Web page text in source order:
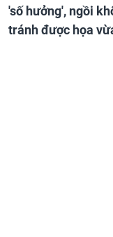
'số hưởng', ngồi
tránh được họa